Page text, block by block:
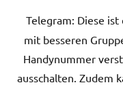
Diese ist
mit besseren
Handynummer
ausschalten. Zudem